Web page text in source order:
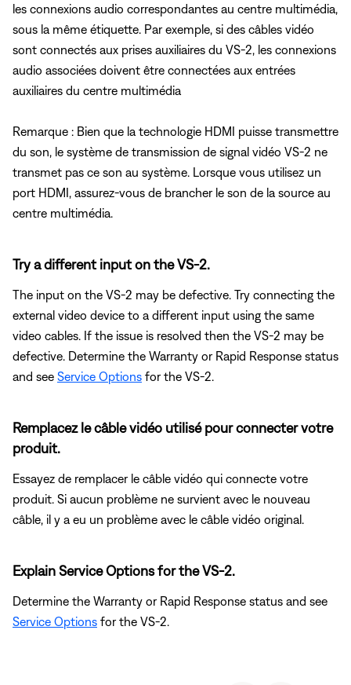
les connexions audio correspondantes au centre multimédia,
sous la même étiquette. Par exemple, si des câbles vidéo
sont connectés aux prises auxiliaires du VS-2, les connexions
audio associées doivent être connectées aux entrées
auxiliaires du centre multimédia
Remarque : Bien que la technologie HDMI puisse transmettre
du son, le système de transmission de signal vidéo VS-2 ne
transmet pas ce son au système. Lorsque vous utilisez un
port HDMI, assurez-vous de brancher le son de la source au
centre multimédia.
Try a different input on the VS-2.
The input on the VS-2 may be defective. Try connecting the
external video device to a different input using the same
video cables. If the issue is resolved then the VS-2 may be
defective. Determine the Warranty or Rapid Response status
and see Service Options for the VS-2.
Remplacez le câble vidéo utilisé pour connecter votre
produit.
Essayez de remplacer le câble vidéo qui connecte votre
produit. Si aucun problème ne survient avec le nouveau
câble, il y a eu un problème avec le câble vidéo original.
Explain Service Options for the VS-2.
Determine the Warranty or Rapid Response status and see
Service Options for the VS-2.